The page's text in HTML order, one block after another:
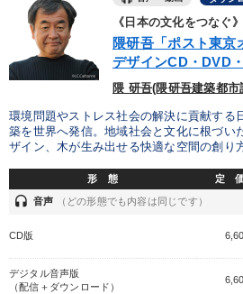
※「更新」を押すと「タグ・キーワード」を更新いただ
《日本の文化をつなぐ》
隈研吾「ポスト東京
デザインCD・DVD
隈 研吾(隈研吾建築都
環境問題やストレス社会の解決に貢献する
築を世界へ発信。地域社会と文化に根づい
ザイン、木が生み出せる快適な空間の創
形 態 定
headset 音声 （どの形態でも内容は同じです）
CD版
デジタル音声版
（配信＋ダウンロード）